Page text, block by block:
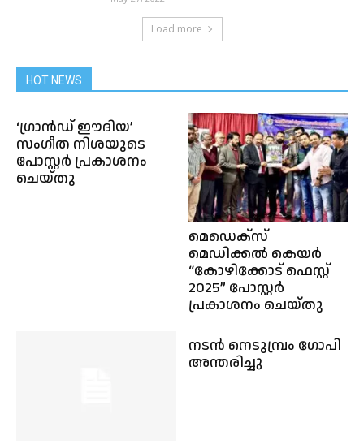
Load more
HOT NEWS
‘ഗ്രാൻഡ് ഈദിയ’
സംഗീത നിശയുടെ
പോസ്റ്റർ പ്രകാശനം
ചെയ്തു
മെഡെക്സ്
മെഡിക്കൽ കെയർ
“കോഴിക്കോട് ഫെസ്റ്റ്
2025” പോസ്റ്റർ
പ്രകാശനം ചെയ്തു
നടന്‍ നെടുമ്പ്രം ഗോപി
അന്തരിച്ചു